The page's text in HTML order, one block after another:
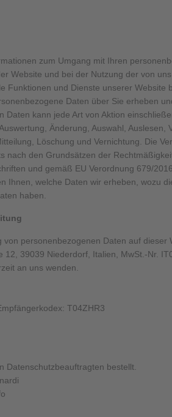
zum Umgang mit Ihren
Website und bei der Nutzung der von
Funktionen und Dienste unserer Website
Daten über Sie erheben
kann jede Art von Aktion
Änderung, Auswahl, Auslesen,
Löschung und Vernichtung. Die
nach den Grundsätzen der
und gemäß EU Verordnung 679/
Ihnen, welche Daten wir erheben, wozu
haben.
von personenbezogenen Daten auf dieser
39039 Niederdorf, Italien, MwSt.-Nr.
an uns wenden.
T04ZHR3
Datenschutzbeauftragten bestellt.